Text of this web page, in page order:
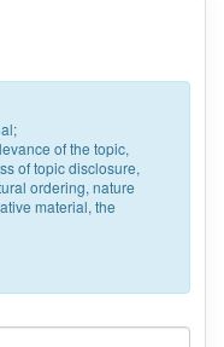
of the topic,
of topic disclosure,
ordering, nature
material, the